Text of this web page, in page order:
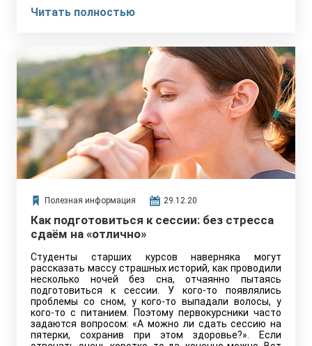
праздничные дни, сделаем всё возможное, чтобы не
время! Мы любим, ценим и дорожим каждым нашим
читателем, каждым нашим клиентам и благодарим
вас за то, что были с нами в этот тяжёлый год!
Читать полностью
Полезная информация 29.12.20
Как подготовиться к сессии: без стресса
сдаём на «отлично»
Студенты старших курсов наверняка могут
рассказать массу страшных историй, как проводили
несколько ночей без сна, отчаянно пытаясь
подготовиться к сессии. У кого-то появлялись
проблемы со сном, у кого-то выпадали волосы, у
кого-то с питанием. Поэтому первокурсники часто
задаются вопросом: «А можно ли сдать сессию на
пятерки, сохранив при этом здоровье?». Если